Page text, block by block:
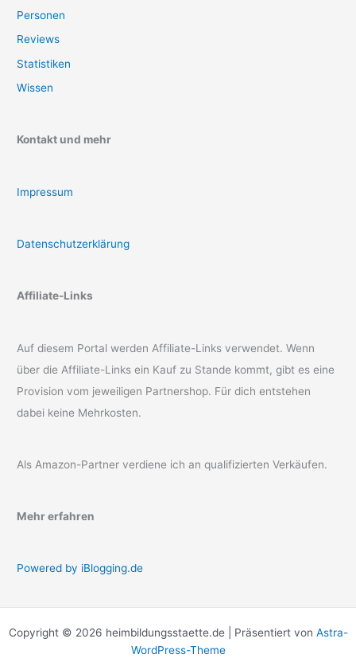
Personen
Reviews
Statistiken
Wissen
Kontakt und mehr
Impressum
Datenschutzerklärung
Affiliate-Links
Auf diesem Portal werden Affiliate-Links verwendet. Wenn
über die Affiliate-Links ein Kauf zu Stande kommt, gibt es eine
Provision vom jeweiligen Partnershop. Für dich entstehen
dabei keine Mehrkosten.
Als Amazon-Partner verdiene ich an qualifizierten Verkäufen.
Mehr erfahren
Powered by iBlogging.de
Copyright © 2026 heimbildungsstaette.de | Präsentiert von Astra-
WordPress-Theme